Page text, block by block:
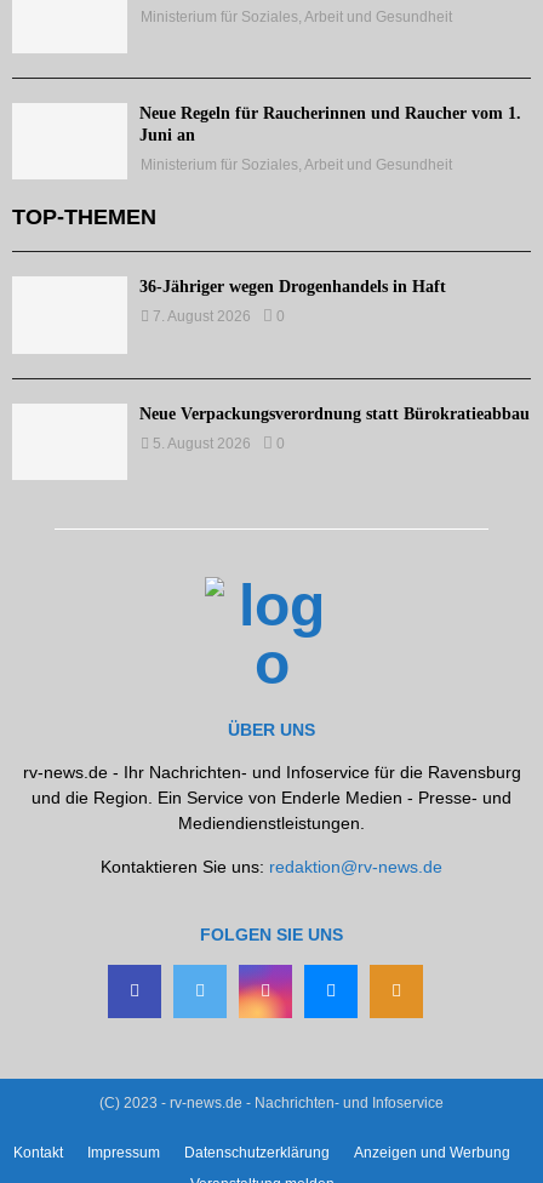
Ministerium für Soziales, Arbeit und Gesundheit
Neue Regeln für Raucherinnen und Raucher vom 1.
Juni an
Ministerium für Soziales, Arbeit und Gesundheit
TOP-THEMEN
36-Jähriger wegen Drogenhandels in Haft
7. August 2026 0
Neue Verpackungsverordnung statt Bürokratieabbau
5. August 2026 0
ÜBER UNS
rv-news.de - Ihr Nachrichten- und Infoservice für die Ravensburg
und die Region. Ein Service von Enderle Medien - Presse- und
Mediendienstleistungen.
Kontaktieren Sie uns: redaktion@rv-news.de
FOLGEN SIE UNS
(C) 2023 - rv-news.de - Nachrichten- und Infoservice
Kontakt Impressum Datenschutzerklärung
Anzeigen und Werbung